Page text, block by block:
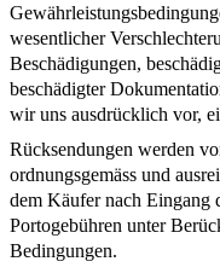
wesentlicher
Beschädigungen,
beschädigter
wir uns ausdrücklich vor,
Rücksendungen werden
ordnungsgemäss und
dem Käufer nach Eingang
Portogebühren unter
Bedingungen.